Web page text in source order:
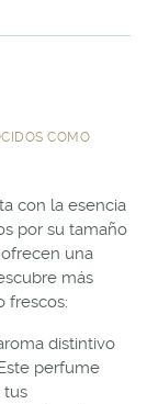
COMO
con la esencia
por su tamaño
una
más
frescos:
distintivo
perfume
tus